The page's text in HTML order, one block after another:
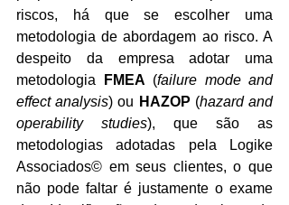
riscos, há que se escolher uma
metodologia de abordagem ao risco. A
despeito da empresa adotar uma
metodologia
FMEA (failure mode and
effect analysis) ou HAZOP (hazard and
operability studies), que são as
metodologias adotadas pela Logike
Associados© em seus clientes, o que
não pode faltar é justamente o exame